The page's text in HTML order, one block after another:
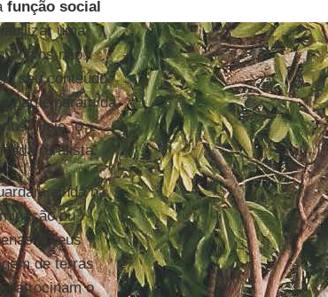
função social
uma
pontos não
seu conteúdo.
participaram da
Hoje, o
ruralista.
ainda na
ou
e seus
de terras
patrocinam o